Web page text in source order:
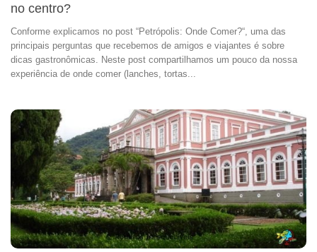
no centro?
Conforme explicamos no post “Petrópolis: Onde Comer?“, uma das
principais perguntas que recebemos de amigos e viajantes é sobre
dicas gastronômicas. Neste post compartilhamos um pouco da nossa
experiência de onde comer (lanches, tortas...